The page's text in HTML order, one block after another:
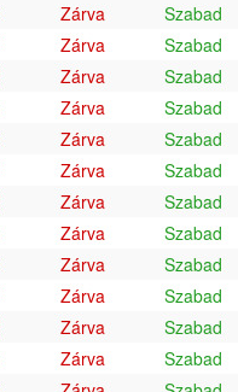
Zárva
Szabad
Zárva
Szabad
Zárva
Szabad
Zárva
Szabad
Zárva
Szabad
Zárva
Szabad
Zárva
Szabad
Zárva
Szabad
Zárva
Szabad
Zárva
Szabad
Zárva
Szabad
Zárva
Szabad